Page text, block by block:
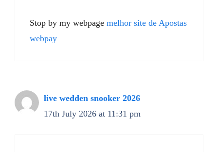
Stop by my webpage melhor site de Apostas
webpay
live wedden snooker 2026
17th July 2026 at 11:31 pm